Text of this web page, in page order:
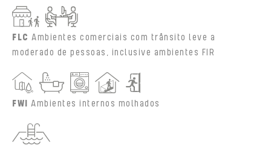
FLC Ambientes comerciais com trânsito leve a
moderado de pessoas, inclusive ambientes FIR
FWI Ambientes internos molhados